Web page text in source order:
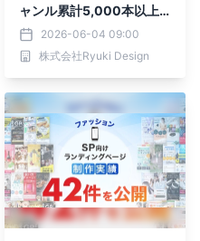
ャンル累計5,000本以上
の制作実績
2026-06-04 09:00
株式会社Ryuki Design